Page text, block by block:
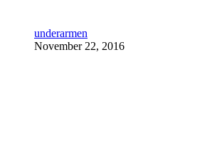
underarmen
November 22, 2016